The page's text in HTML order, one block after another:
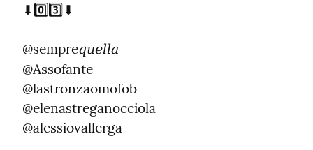
⬇️0️⃣3️⃣⬇️
@semprequella
@Assofante
@lastronzaomofob
@elenastreganocciola
@alessiovallerga